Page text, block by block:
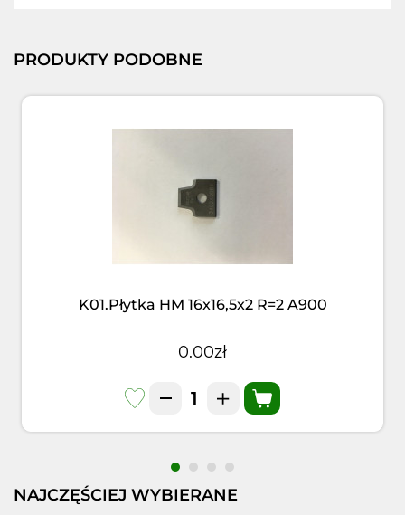
PRODUKTY PODOBNE
K01.Płytka HM 16x16,5x2 R=2 A900
0.00zł
NAJCZĘŚCIEJ WYBIERANE